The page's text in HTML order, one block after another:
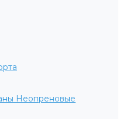
Неопреновые